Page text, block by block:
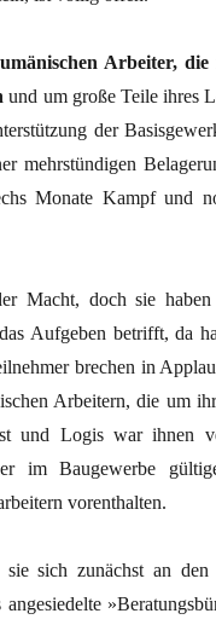
Arbeiter,
und um große Teile ihres
der
mehrstündigen
Monate Kampf und
Macht, doch sie
Aufgeben betrifft, da
brechen in
Arbeitern, die um
und Logis war ihnen
im Baugewerbe
vorenthalten.
sich zunächst an